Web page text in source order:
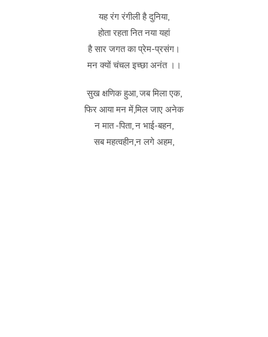
यह रंग रंगीली है दुनिया,
होता रहता नित नया यहां
है सार जगत का प्रेम-प्रसंग।
मन क्यों चंचल इच्छा अनंत ।।
सुख क्षणिक हुआ, जब मिला एक,
फिर आया मन में,मिल जाए अनेक
न मात -पिता, न भाई-बहन,
सब महत्वहीन,न लगे अहम,